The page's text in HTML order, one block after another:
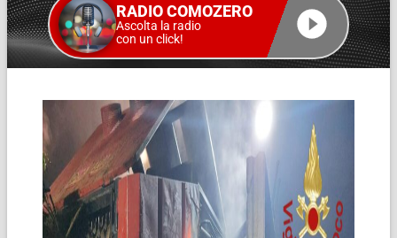
RADIO COMOZERO
Ascolta la radio
con un click!